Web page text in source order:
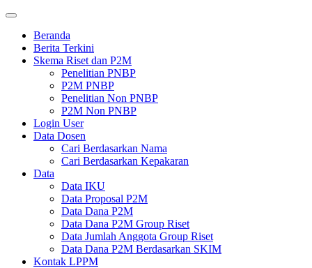
Beranda
Berita Terkini
Skema Riset dan P2M
Penelitian PNBP
P2M PNBP
Penelitian Non PNBP
P2M Non PNBP
Login User
Data Dosen
Cari Berdasarkan Nama
Cari Berdasarkan Kepakaran
Data
Data IKU
Data Proposal P2M
Data Dana P2M
Data Dana P2M Group Riset
Data Jumlah Anggota Group Riset
Data Dana P2M Berdasarkan SKIM
Kontak LPPM